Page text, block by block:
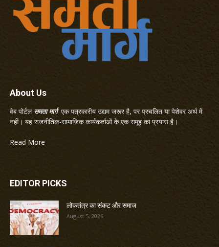
About Us
वेब पोर्टल समता मार्गएक पत्रकारीय उद्यम जरूर है, पर प्रचलित या पेशेवर अर्थ में
नहीं। यह राजनीतिक-सामाजिक कार्यकर्ताओं के एक समूह का प्रयास है।
Read More
EDITOR PICKS
लोकतंत्र का संकट और समाज
August 5, 2026